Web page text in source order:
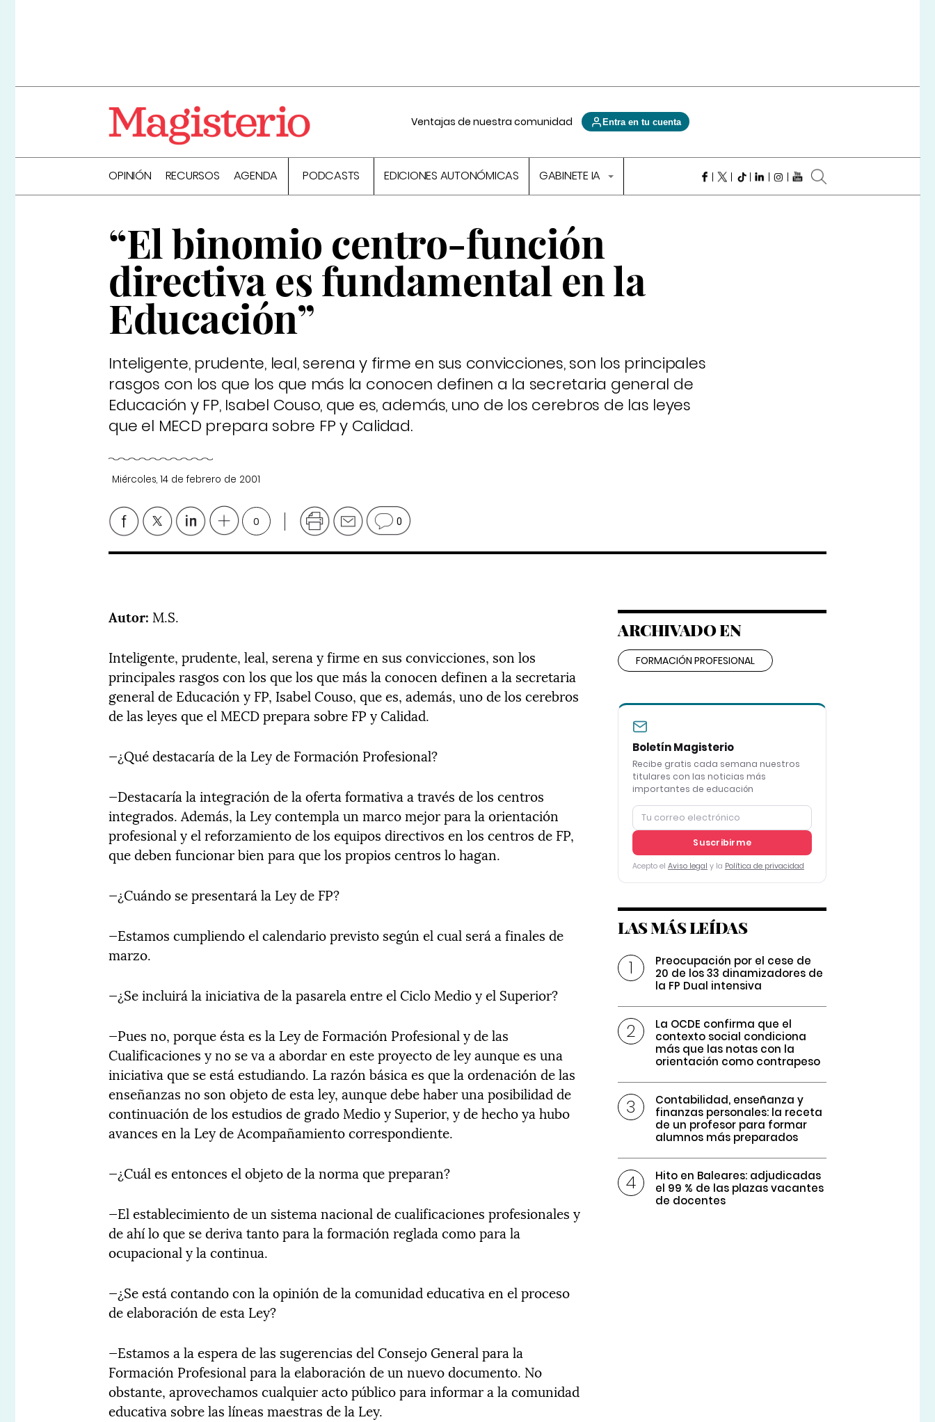
Ventajas de nuestra comunidad Entra en tu cuenta
OPINIÓN RECURSOS AGENDA PODCASTS EDICIONES AUTONÓMICAS GABINETE IA
“El binomio centro-función
directiva es fundamental en la
Educación”
Inteligente, prudente, leal, serena y firme en sus convicciones, son los principales
rasgos con los que los que más la conocen definen a la secretaria general de
Educación y FP, Isabel Couso, que es, además, uno de los cerebros de las leyes
que el MECD prepara sobre FP y Calidad.
Miércoles, 14 de febrero de 2001
0 0
Autor:M.S.
Inteligente, prudente, leal, serena y firme en sus convicciones, son los
principales rasgos con los que los que más la conocen definen a la secretaria
general de Educación y FP, Isabel Couso, que es, además, uno de los cerebros
de las leyes que el MECD prepara sobre FP y Calidad.
—¿Qué destacaría de la Ley de Formación Profesional?
—Destacaría la integración de la oferta formativa a través de los centros
integrados. Además, la Ley contempla un marco mejor para la orientación
profesional y el reforzamiento de los equipos directivos en los centros de FP,
que deben funcionar bien para que los propios centros lo hagan.
—¿Cuándo se presentará la Ley de FP?
—Estamos cumpliendo el calendario previsto según el cual será a finales de
marzo.
—¿Se incluirá la iniciativa de la pasarela entre el Ciclo Medio y el Superior?
—Pues no, porque ésta es la Ley de Formación Profesional y de las
Cualificaciones y no se va a abordar en este proyecto de ley aunque es una
iniciativa que se está estudiando. La razón básica es que la ordenación de las
enseñanzas no son objeto de esta ley, aunque debe haber una posibilidad de
continuación de los estudios de grado Medio y Superior, y de hecho ya hubo
avances en la Ley de Acompañamiento correspondiente.
—¿Cuál es entonces el objeto de la norma que preparan?
—El establecimiento de un sistema nacional de cualificaciones profesionales y
de ahí lo que se deriva tanto para la formación reglada como para la
ocupacional y la continua.
—¿Se está contando con la opinión de la comunidad educativa en el proceso
de elaboración de esta Ley?
—Estamos a la espera de las sugerencias del Consejo General para la
Formación Profesional para la elaboración de un nuevo documento. No
obstante, aprovechamos cualquier acto público para informar a la comunidad
educativa sobre las líneas maestras de la Ley.
ARCHIVADO EN
FORMACIÓN PROFESIONAL
Boletín Magisterio
Recibe gratis cada semana nuestros
titulares con las noticias más
importantes de educación
Suscribirme
Acepto el Aviso legal y la Política de privacidad
LAS MÁS LEÍDAS
Preocupación por el cese de
20 de los 33 dinamizadores de
la FP Dual intensiva
La OCDE confirma que el
contexto social condiciona
más que las notas con la
orientación como contrapeso
Contabilidad, enseñanza y
finanzas personales: la receta
de un profesor para formar
alumnos más preparados
Hito en Baleares: adjudicadas
el 99 % de las plazas vacantes
de docentes